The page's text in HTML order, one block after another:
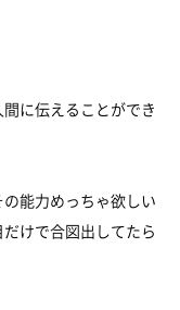
に伝えることができ
能力めっちゃ欲しい
けで合図出してたら